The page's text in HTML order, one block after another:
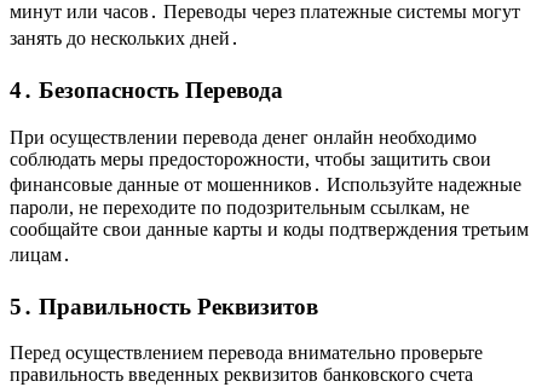
минут или часов․ Переводы через платежные системы могут
занять до нескольких дней․
4․ Безопасность Перевода
При осуществлении перевода денег онлайн необходимо
соблюдать меры предосторожности, чтобы защитить свои
финансовые данные от мошенников․ Используйте надежные
пароли, не переходите по подозрительным ссылкам, не
сообщайте свои данные карты и коды подтверждения третьим
лицам․
5․ Правильность Реквизитов
Перед осуществлением перевода внимательно проверьте
правильность введенных реквизитов банковского счета